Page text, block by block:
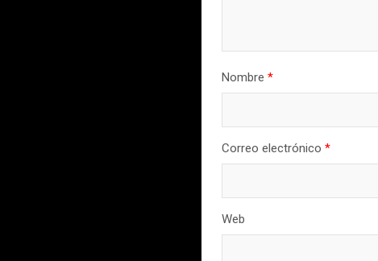
Nombre*
Correo electrónico*
Web